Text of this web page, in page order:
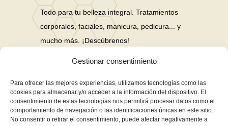
Gestionar consentimiento
Para ofrecer las mejores experiencias, utilizamos tecnologías como las
cookies para almacenar y/o acceder a la información del dispositivo. El
consentimiento de estas tecnologías nos permitirá procesar datos como el
comportamiento de navegación o las identificaciones únicas en este sitio.
No consentir o retirar el consentimiento, puede afectar negativamente a
Todo para tu belleza integral. Tratamientos
corporales, faciales, manicura, pedicura... y
mucho más. ¡Descúbrenos!
Nuestras Redes Sociales
Financiación en hasta 3 años sin intereses